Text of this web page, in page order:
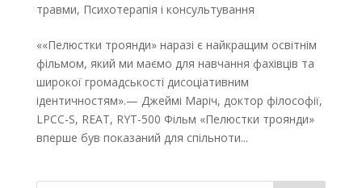
травми, Психотерапія і консультування
««Пелюстки троянди» наразі є найкращим освітнім
фільмом, який ми маємо для навчання фахівців та
широкої громадськості дисоціативним
ідентичностям».— Джеймі Маріч, доктор філософії,
LPCC-S, REAT, RYT-500 Фільм «Пелюстки троянди»
вперше був показаний для спільноти...